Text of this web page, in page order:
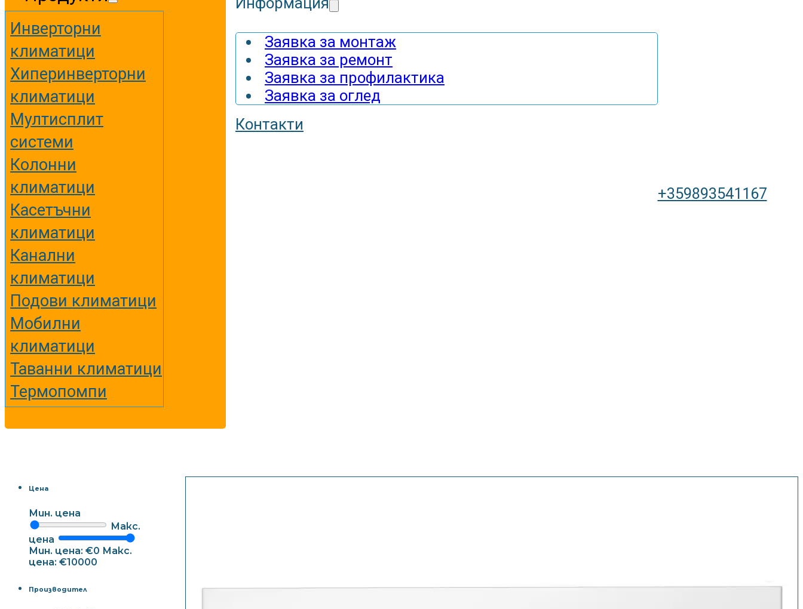
Инверторни
климатици
Хиперинверторни
климатици
Мултисплит
системи
Колонни
климатици
Касетъчни
климатици
Канални
климатици
Подови климатици
Мобилни
климатици
Таванни климатици
Термопомпи
Заявка за монтаж
Заявка за ремонт
Заявка за профилактика
Заявка за оглед
Контакти
+359893541167
Цена
Мин. цена
Макс.
цена
Мин. цена: €0 Макс.
цена: €10000
Производител